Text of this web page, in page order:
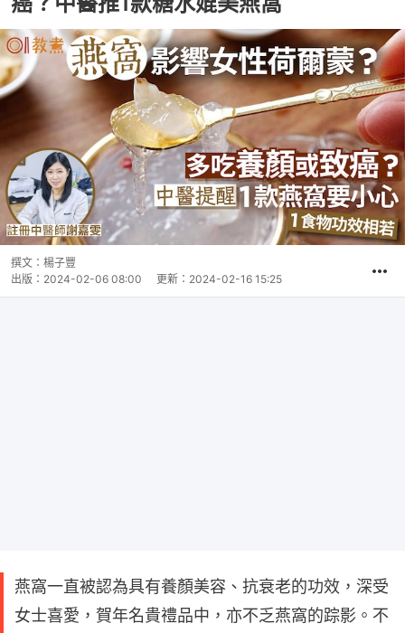
撰文： 楊子豐
出版： 2024-02-06 08:00 更新： 2024-02-16 15:25
燕窩一直被認為具有養顏美容、抗衰老的功效，深受
女士喜愛，賀年名貴禮品中，亦不乏燕窩的踪影。不